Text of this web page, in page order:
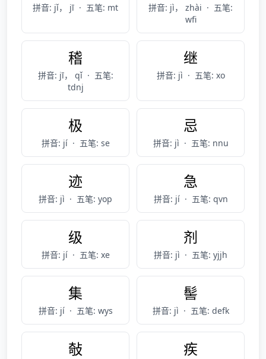
拼音: jǐ， jī · 五笔: mt 拼音: jì， zhài · 五笔:
wfi
稽
拼音: jī， qǐ · 五笔:
tdnj
继
拼音: jì · 五笔: xo
极
拼音: jí · 五笔: se
忌
拼音: jì · 五笔: nnu
迹
拼音: jì · 五笔: yop
急
拼音: jí · 五笔: qvn
级
拼音: jí · 五笔: xe
剂
拼音: jì · 五笔: yjjh
集
拼音: jí · 五笔: wys
髻
拼音: jì · 五笔: defk
敧 疾